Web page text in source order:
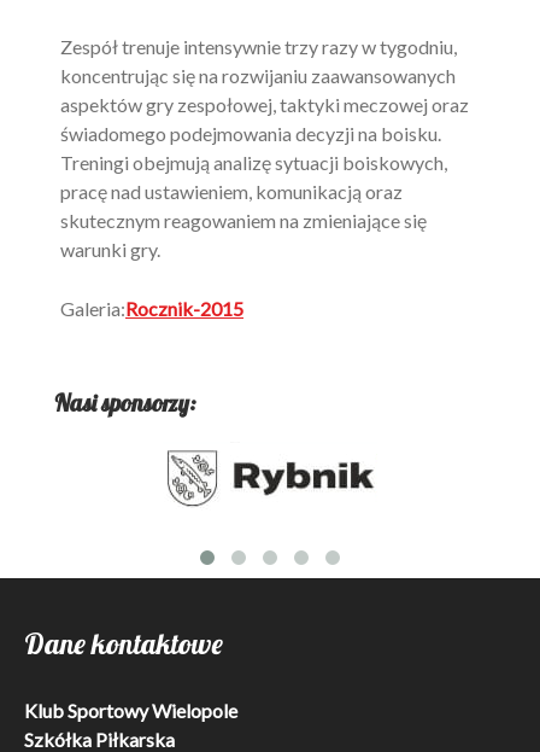
Zespół trenuje intensywnie trzy razy w tygodniu,
koncentrując się na rozwijaniu zaawansowanych
aspektów gry zespołowej, taktyki meczowej oraz
świadomego podejmowania decyzji na boisku.
Treningi obejmują analizę sytuacji boiskowych,
pracę nad ustawieniem, komunikacją oraz
skutecznym reagowaniem na zmieniające się
warunki gry.
Galeria:Rocznik-2015
Nasi sponsorzy:
Dane kontaktowe
Klub Sportowy Wielopole
Szkółka Piłkarska